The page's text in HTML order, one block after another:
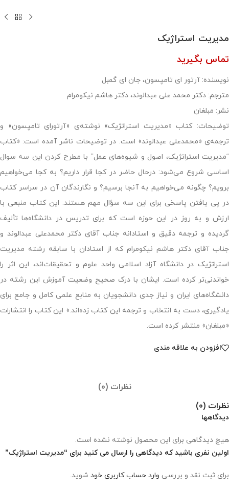
مدیریت استراژیک
تماس بگیرید
نویسنده: آرتور ای تامپسون، جان ای گمبل
مترجم: دکتر محمد علی عبدالوند، دکتر هاشم نیکومرام
نشر: مبلغان
توضیحات: کتاب «مدیریت استراتژیک» نوشته‌ی «آرتورای تامپسون» و
ترجمه‌ی «محمدعلی عبدالوند» است. در توضیحات ناشر آمده است: «کتاب
“مدیریت استراتژیک، اصول و شیوه‌های عمل” با مطرح کردن این سه سوال
اساسی شروع می‌شود: درحال‌ حاضر در کجا قرار داریم؟ به کجا می‌خواهیم
برویم؟ چگونه می‌خواهیم به آنجا برسیم؟ و نگارندگان آن در سراسر کتاب
در پی یافتن پاسخی برای این سه سؤال مهم هستند. این کتاب منبعی با
ارزش و به روز در این حوزه است که برای تدریس در دانشگاه‌ها تألیف
گردیده و ترجمه دقیق و استادانه جناب آقای دکتر محمدعلی عبدالوند و
جناب آقای دکتر هاشم نیکومرام که از استادان با سابقه رشته مدیریت
استراتژیک در دانشگاه آزاد اسلامی واحد علوم و تحقیقات‌اند، این اثر را
خواندنی‌تر کرده است. ایشان با درک صحیح وضعیت آموزش این رشته در
دانشگاه‌های ایران و نیاز جدی دانشجویان به منابع علمی کامل و جامع برای
یادگیری، دست به انتخاب و ترجمه این کتاب زده‌اند.» این کتاب را انتشارات
«مبلغان» منتشر کرده است.
افزودن به علاقه مندی
نظرات (0)
نظرات (0)
دیدگاهها
هیچ دیدگاهی برای این محصول نوشته نشده است.
اولین نفری باشید که دیدگاهی را ارسال می کنید برای “مدیریت استراژیک”
برای ثبت نقد و بررسی وارد حساب کاربری خود شوید.